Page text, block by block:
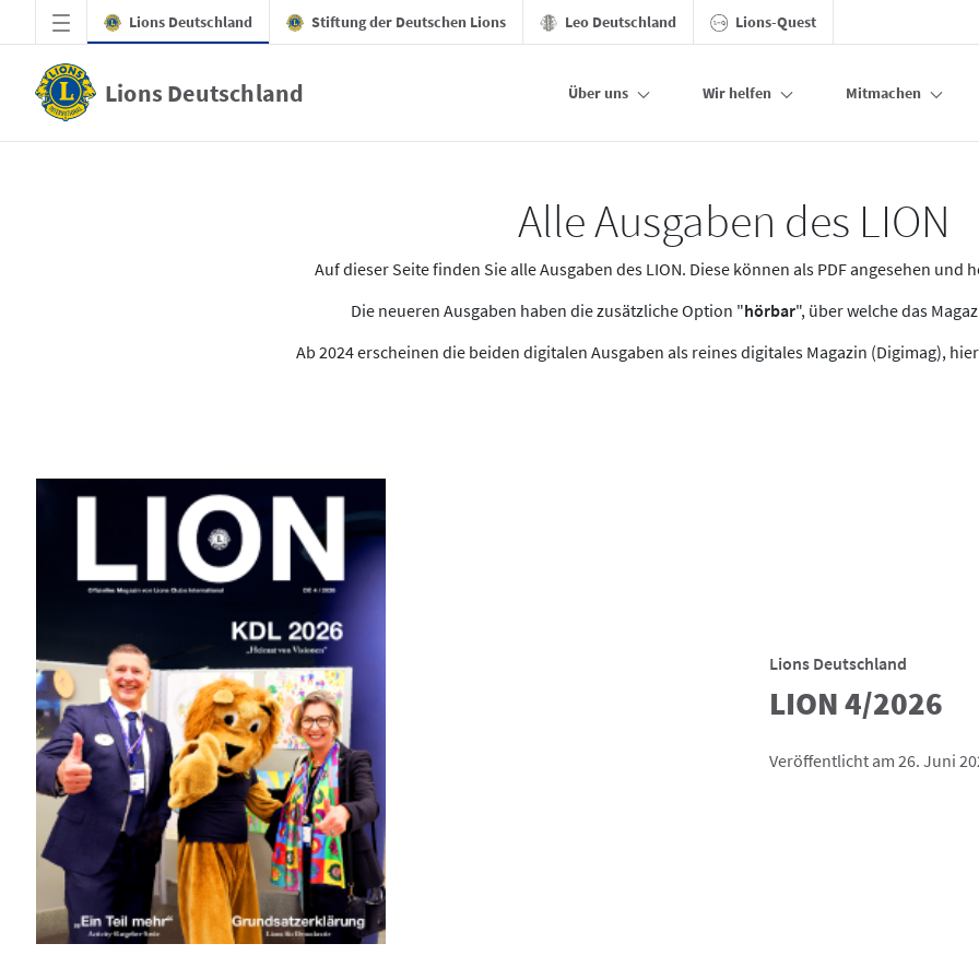
Zum Hauptinhalt springen
Lions Deutschland Stiftung der Deutschen Lions Leo Deutschland Lions-Quest
Lions Deutschland Über uns Wir helfen Mitmachen
Alle Ausgaben des LION
Auf dieser Seite finden Sie alle Ausgaben des LION. Diese können als PDF angesehen und
Die neueren Ausgaben haben die zusätzliche Option "hörbar", über welche das
Ab 2024 erscheinen die beiden digitalen Ausgaben als reines digitales Magazin (Digimag),
Lions Deutschland
LION 4/2026
Veröffentlicht am 26. Juni